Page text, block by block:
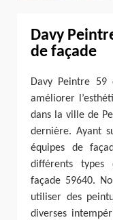
Davy
de façade
Davy Peintre
améliorer
dans la ville de
dernière. Ayant
équipes de
différents types
façade 59640.
utiliser des
diverses